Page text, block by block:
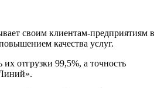
своим клиентам-предприятиям в
качества услуг.
отгрузки 99,5%, а точность